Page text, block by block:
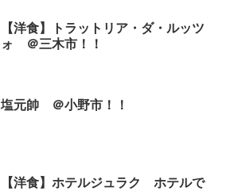
【洋食】トラットリア・ダ・ルッツ
ォ ＠三木市！！
塩元帥 ＠小野市！！
【洋食】ホテルジュラク ホテルで